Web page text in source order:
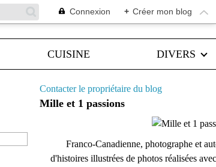
Connexion + Créer mon blog
CUISINE DIVERS
Contacter le propriétaire du blog
Mille et 1 passions
Franco-Canadienne, photographe et
d'histoires illustrées de photos réalisées